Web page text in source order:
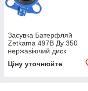
Засувка Батерфляй
Zetkama 497B Ду 350
нержавіючий диск
Ціну уточнюйте